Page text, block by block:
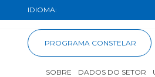
IDIOMA:
PROGRAMA CONSTELAR
SOBRE DADOS DO SETOR